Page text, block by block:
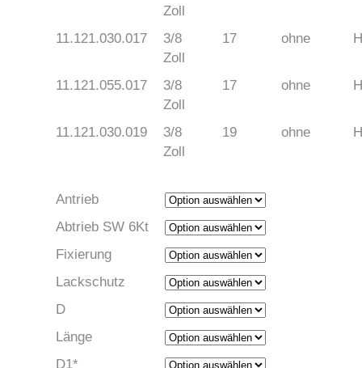
Zoll
11.121.030.017
3/8
Zoll
17 ohne
11.121.055.017
3/8
Zoll
17 ohne
11.121.030.019
3/8
Zoll
19 ohne
Antrieb
Abtrieb SW 6Kt
Fixierung
Lackschutz
D
Länge
D1*